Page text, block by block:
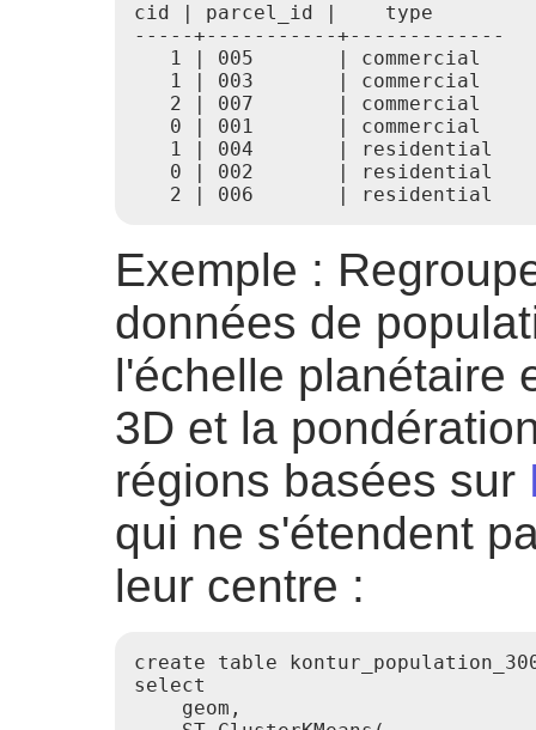
cid | parcel_id |    type
-----+-----------+-------------
   1 | 005       | commercial
   1 | 003       | commercial
   2 | 007       | commercial
   0 | 001       | commercial
   1 | 004       | residential
   0 | 002       | residential
Exemple :
données de
l'échelle planétaire
3D et la
régions basées sur
qui ne s'étendent
leur centre :
create table
select
    geom,